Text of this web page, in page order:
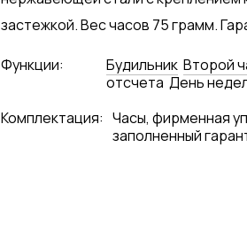
застежкой. Вес часов 75 грамм.
Функции: Будильник Второй
отсчета День
Комплектация: Часы, фирменная
заполненный